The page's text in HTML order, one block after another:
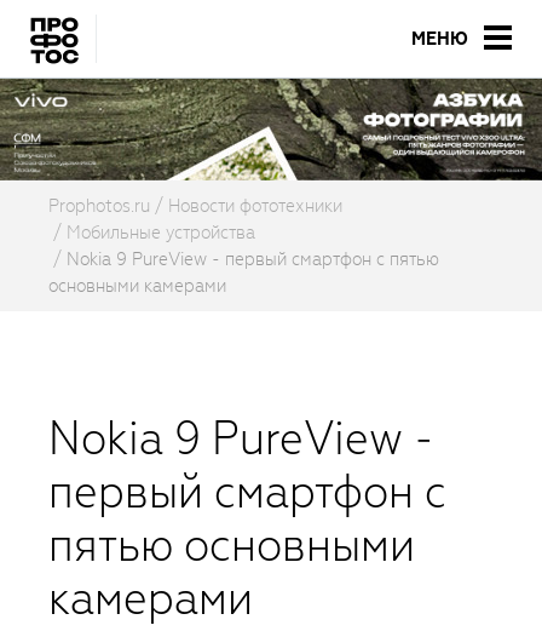
МЕНЮ
Prophotos.ru
Новости фототехники
Мобильные устройства
Nokia 9 PureView - первый смартфон с пятью
основными камерами
Nokia 9 PureView -
первый смартфон с
пятью основными
камерами